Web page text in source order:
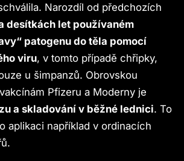
Narozdíl od předchozích
desítkách let používaném
patogenu do těla pomocí
viru, v tomto případě chřipky,
u šimpanzů. Obrovskou
Pfizeru a Moderny je
a skladování v běžné lednici. To
aplikaci například v ordinacích